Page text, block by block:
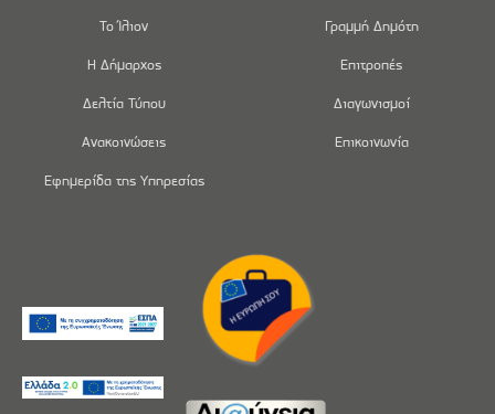
Το Ίλιον
Η Δήμαρχος
Δελτία Τύπου
Ανακοινώσεις
Εφημερίδα της Υπηρεσίας
Γραμμή Δημότη
Επιτροπές
Διαγωνισμοί
Επικοινωνία